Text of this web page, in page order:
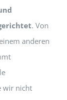
. Von
anderen
wir nicht